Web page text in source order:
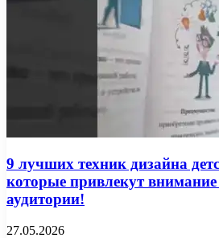
9 лучших техник дизайна
которые привлекут
аудитории!
27.05.2026